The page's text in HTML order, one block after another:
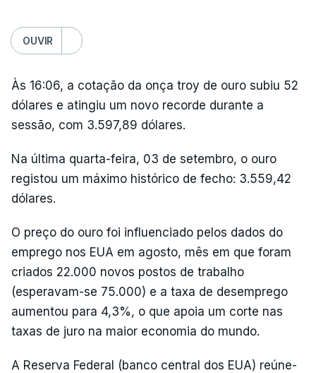
OUVIR
Às 16:06, a cotação da onça troy de ouro subiu 52
dólares e atingiu um novo recorde durante a
sessão, com 3.597,89 dólares.
Na última quarta-feira, 03 de setembro, o ouro
registou um máximo histórico de fecho: 3.559,42
dólares.
O preço do ouro foi influenciado pelos dados do
emprego nos EUA em agosto, mês em que foram
criados 22.000 novos postos de trabalho
(esperavam-se 75.000) e a taxa de desemprego
aumentou para 4,3%, o que apoia um corte nas
taxas de juro na maior economia do mundo.
A Reserva Federal (banco central dos EUA) reúne-